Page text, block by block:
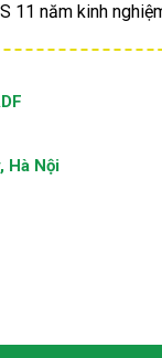
11 năm kinh
Hà Nội